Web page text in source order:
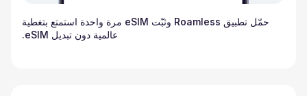
حمّل تطبيق Roamless وثبّت eSIM مرة واحدة استمتع بتغطية
عالمية دون تبديل eSIM.